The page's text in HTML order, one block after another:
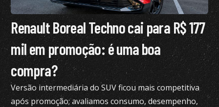
Renault Boreal Techno cai para R$ 177
mil em promoção: é uma boa
compra?
Versão intermediária do SUV ficou mais competitiva
após promoção; avaliamos consumo, desempenho,